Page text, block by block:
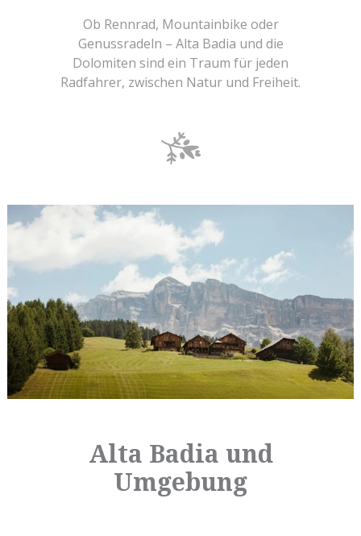
Ob Rennrad, Mountainbike oder
Genussradeln – Alta Badia und die
Dolomiten sind ein Traum für jeden
Radfahrer, zwischen Natur und Freiheit.
Alta Badia und
Umgebung